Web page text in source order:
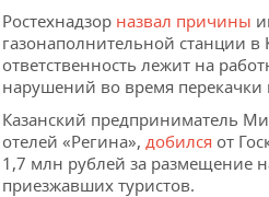
Ростехнадзор назвал причины
газонаполнительной станции в
ответственность лежит на
нарушений во время перекачки
Казанский предприниматель
отелей «Регина», добился от
1,7 млн рублей за размещение
приезжавших туристов.